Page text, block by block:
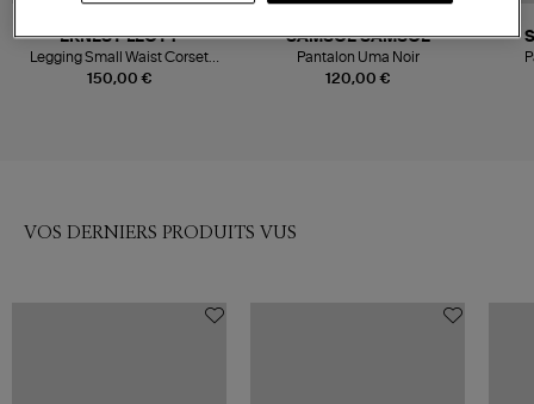
150,00 €
ERNEST LEOTY
Legging Small Waist Corset
Cut Dark Grey
120,00 €
SAMSOE SAMSOE
Pantalon Uma Noir
VOS DERNIERS PRODUITS VUS